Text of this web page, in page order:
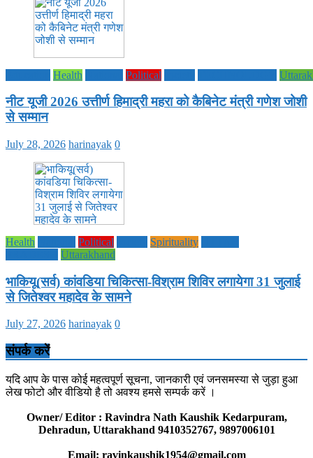
Health Political
नीट यूजी 2026 उत्तीर्ण हिमाद्री महरा को कैबिनेट मंत्री गणेश जोशी
से सम्मान
July 28, 2026 harinayak 0
Health Political Spirituality
Uttarakhand
भाकियू(सर्व) कांवडिया चिकित्सा-विश्राम शिविर लगायेगा 31 जुलाई
से जितेश्वर महादेव के सामने
July 27, 2026 harinayak 0
संपर्क करें
यदि आप के पास कोई महत्वपूर्ण सूचना, जानकारी एवं जनसमस्या से जुड़ा हुआ
लेख फोटो और वीडियो है तो अवश्य हमसे सम्पर्क करें ।
Owner/ Editor : Ravindra Nath Kaushik Kedarpuram,
Dehradun, Uttarakhand 9410352767, 9897006101
Email: ravinkaushik1954@gmail.com